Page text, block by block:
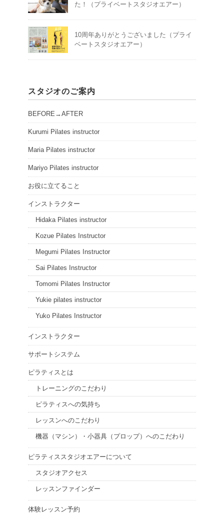
た！（プライベートスタジオエアー）
10周年ありがとうございました（プライ
ベートスタジオエアー）
スタジオのご案内
BEFORE→AFTER
Kurumi Pilates instructor
Maria Pilates instructor
Mariyo Pilates instructor
お役に立てること
インストラクター
Hidaka Pilates instructor
Kozue Pilates Instructor
Megumi Pilates Instructor
Sai Pilates Instructor
Tomomi Pilates Instructor
Yukie pilates instructor
Yuko Pilates Instructor
インストラクター
サポートシステム
ピラティスとは
トレーニングのこだわり
ピラティスへの気持ち
レッスンへのこだわり
機器（マシン）・小器具（プロップ）へのこだわり
ピラティススタジオエアーについて
スタジオアクセス
レッスンファインダー
体験レッスン予約